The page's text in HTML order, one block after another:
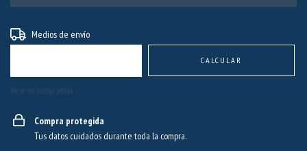
Entregas para el CP:
Medios de envío
CALCULAR
No sé mi código postal
Compra protegida
Tus datos cuidados durante toda la compra.